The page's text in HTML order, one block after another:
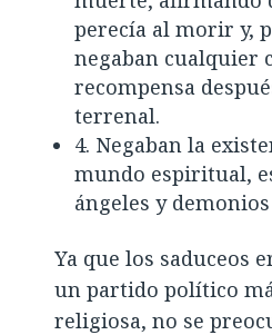
perecía al morir y,
negaban cualquier
recompensa
terrenal.
4. Negaban la
mundo espiritual,
ángeles y
Ya que los saduceos
un partido político
religiosa, no se